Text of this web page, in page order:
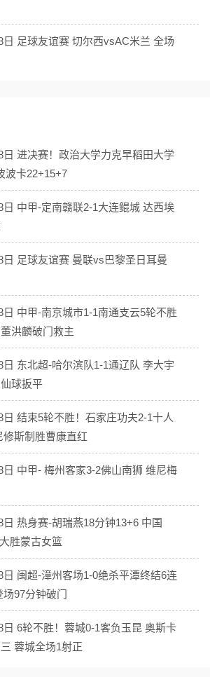
日 足球友谊赛 切尔西vsAC米兰 全场
日 进决赛！政治大学力克早稻田大学
波卡22+15+7
日 中甲-定南赣联2-1大连鲲城 达西埃
日 足球友谊赛 曼联vs巴黎圣日耳曼
日 中甲-南京城市1-1南通支云5轮不胜
洪麟破门救主
日 东北超-哈尔滨队1-1通辽队 李大宇
球扳平
日 结束5轮不胜！石家庄功夫2-1十人
修斯制胜曹康直红
日 中甲- 梅州客家3-2佛山南狮 维尼梅
日 热身赛-胡瑞燕18分钟13+6 中国
胜蒙古女篮
日 闽超-漳州客场1-0绝杀平潭终结6连
97分钟破门
日 6轮不胜！蓉城0-1客负玉昆 奥斯卡
蓉城全场1射正